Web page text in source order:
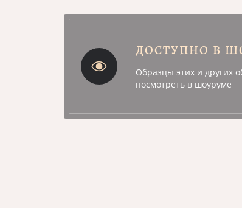
ДОСТУПНО В
Образцы этих и других
посмотреть в шоуруме